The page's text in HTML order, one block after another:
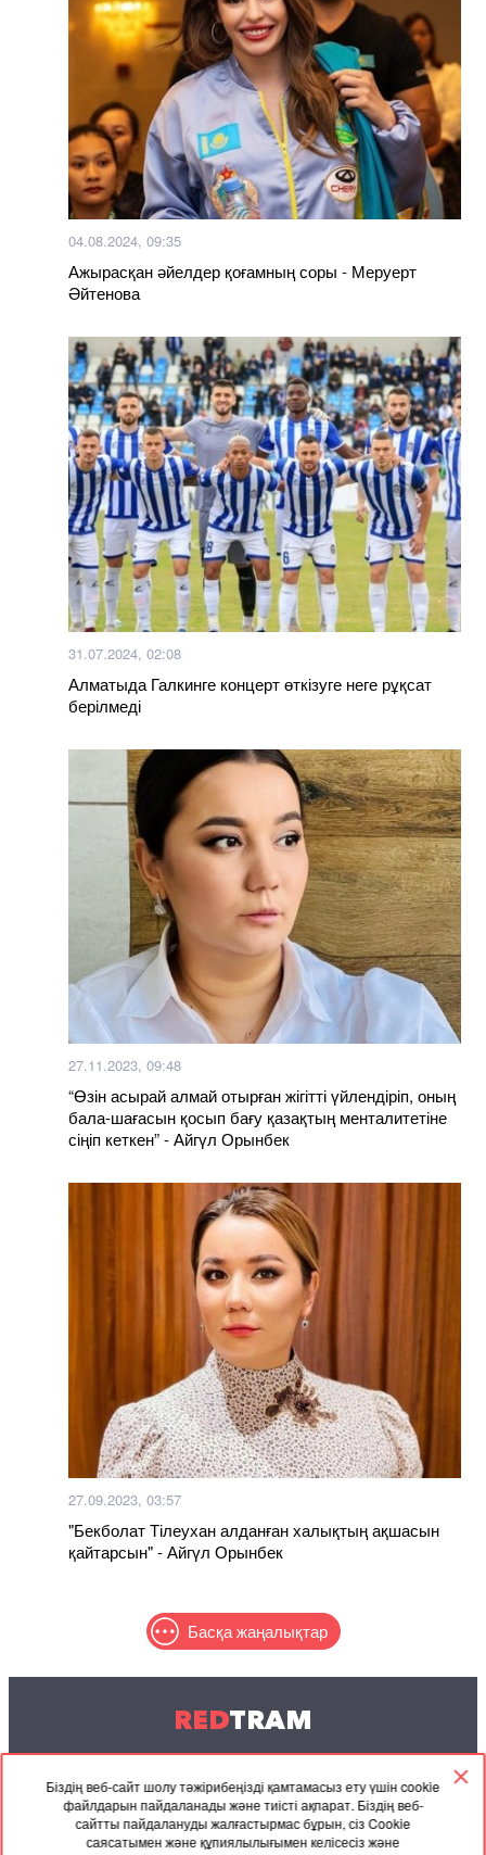
Біздің веб-сайт шолу тәжірибеңізді қамтамасыз ету үшін cookie
файлдарын пайдаланады және тиісті ақпарат. Біздің веб-
сайтты пайдалануды жалғастырмас бұрын, сіз Cookie
саясатымен және құпиялылығымен келісесіз және
04.08.2024, 09:35
Ажырасқан әйелдер қоғамның соры - Меруерт
Әйтенова
31.07.2024, 02:08
Алматыда Галкинге концерт өткізуге неге рұқсат
берілмеді
27.11.2023, 09:48
“Өзін асырай алмай отырған жігітті үйлендіріп, оның
бала-шағасын қосып бағу қазақтың менталитетіне
сіңіп кеткен” - Айгүл Орынбек
27.09.2023, 03:57
"Бекболат Тілеухан алданған халықтың ақшасын
қайтарсын" - Айгүл Орынбек
Басқа жаңалықтар
REDTRAM
© 2004-2026 Redtram, Ltd.
Ынтымақтастық
Мұрағат
Байланысу